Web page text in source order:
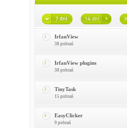
1 IrfanView
38 pobrań
2 IrfanView plugins
38 pobrań
3 TinyTask
15 pobrań
4 EasyClicker
9 pobrań